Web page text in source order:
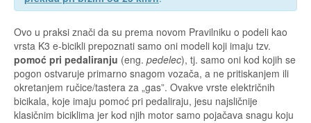
Ovo u praksi znači da su prema novom Pravilniku o podeli kao
vrsta K3 e-bicikli prepoznati samo oni modeli koji imaju tzv.
pomoć pri pedaliranju (eng. pedelec), tj. samo oni kod kojih se
pogon ostvaruje primarno snagom vozača, a ne pritiskanjem ili
okretanjem ručice/tastera za „gas”. Ovakve vrste električnih
bicikala, koje imaju pomoć pri pedaliraju, jesu najsličnije
klasičnim biciklima jer kod njih motor samo pojačava snagu koju